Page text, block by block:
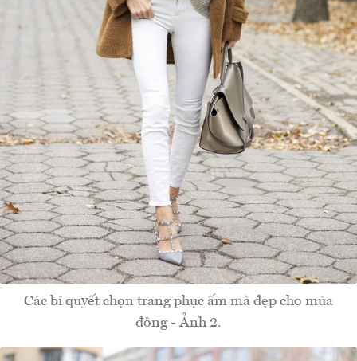
Các bí quyết chọn trang phục ấm mà đẹp cho mùa
đông - Ảnh 2.